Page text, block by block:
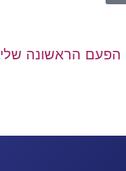
הפעם הראשונה שלי